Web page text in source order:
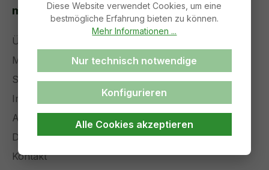
medical solutions
Über uns
Management
Stellenangebote
Impressum
AGB
Datenschutz
Kontakt
Diese Website verwendet Cookies, um eine
bestmögliche Erfahrung bieten zu können.
Mehr Informationen ...
Nur technisch notwendige
Konfigurieren
Alle Cookies akzeptieren